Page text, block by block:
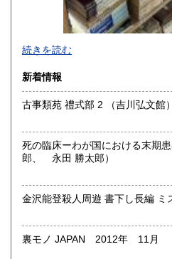
-
沿線名：-
最寄駅：-
営業時間：-
定休日：-
書籍の買取について
-
取り扱い分野
総記、哲学宗教、歴史、社会科
語国文、外国文学、古典籍、近
カルチャー、古書一般（その他）
書籍全般
続きを読む
新着情報
古事類苑 禮式部 2 （吉川弘文館）
死の臨床ーわが国における末期患者ケア
郎、 永田 勝太郎）
裏モノ JAPAN 2012年 11月